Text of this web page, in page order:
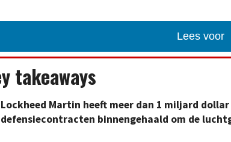
Lees voor
takeaways
Lockheed Martin heeft meer dan 1 miljard
defensiecontracten binnengehaald om de